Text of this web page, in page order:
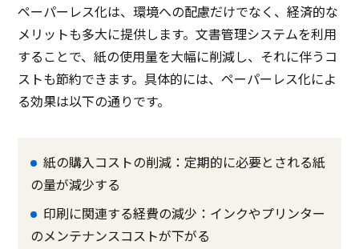
ペーパーレス化は、環境への配慮だけでなく、経済的な
メリットも多大に提供します。文書管理システムを利用
することで、紙の使用量を大幅に削減し、それに伴うコ
ストも節約できます。具体的には、ペーパーレス化によ
る効果は以下の通りです。
紙の購入コストの削減：定期的に必要とされる紙
の量が減少する
印刷に関連する経費の減少：インクやプリンター
のメンテナンスコストが下がる